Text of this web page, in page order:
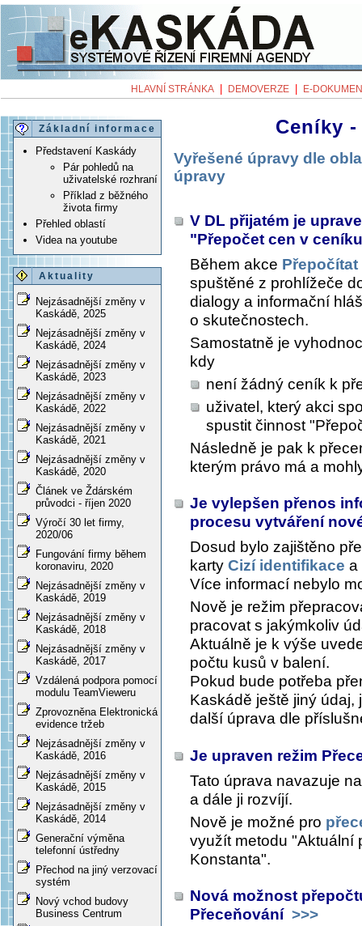
HLAVNÍ STRÁNKA DEMOVERZE E-
Základní informace
Představení Kaskády
Pár pohledů na
uživatelské rozhraní
Příklad z běžného
života firmy
Přehled oblastí
Videa na youtube
Aktuality
Nejzásadnější změny v
Kaskádě, 2025
Nejzásadnější změny v
Kaskádě, 2024
Nejzásadnější změny v
Kaskádě, 2023
Nejzásadnější změny v
Kaskádě, 2022
Nejzásadnější změny v
Kaskádě, 2021
Nejzásadnější změny v
Kaskádě, 2020
Článek ve Ždárském
průvodci - říjen 2020
Výročí 30 let firmy,
2020/06
Fungování firmy během
koronaviru, 2020
Nejzásadnější změny v
Kaskádě, 2019
Nejzásadnější změny v
Kaskádě, 2018
Nejzásadnější změny v
Kaskádě, 2017
Vzdálená podpora pomocí
modulu TeamVieweru
Zprovozněna Elektronická
evidence tržeb
Nejzásadnější změny v
Kaskádě, 2016
Nejzásadnější změny v
Kaskádě, 2015
Nejzásadnější změny v
Kaskádě, 2014
Generační výměna
telefonní ústředny
Přechod na jiný verzovací
systém
Nový vchod budovy
Business Centrum
Ceníky
Vyřešené úpravy dle
úpravy
V DL přijatém je
"Přepočet cen v
Během akce
spuštěné z prohlížeče
dialogy a informační
o skutečnostech.
Samostatně je
kdy
není žádný ceník k
uživatel, který akci
spustit činnost
Následně je pak k
kterým právo má a
Je vylepšen přenos
procesu vytváření
Dosud bylo zajištěno
karty Cizí identifikace a
Více informací nebylo
Nově je režim
pracovat s jakýmkoliv
Aktuálně je k výše
počtu kusů v balení.
Pokud bude potřeba
Kaskádě ještě jiný údaj,
další úprava dle
Je upraven režim
Tato úprava navazuje
a dále ji rozvíjí.
Nově je možné pro
využít metodu "Aktuální
Konstanta".
Nová možnost
Přeceňování >>>